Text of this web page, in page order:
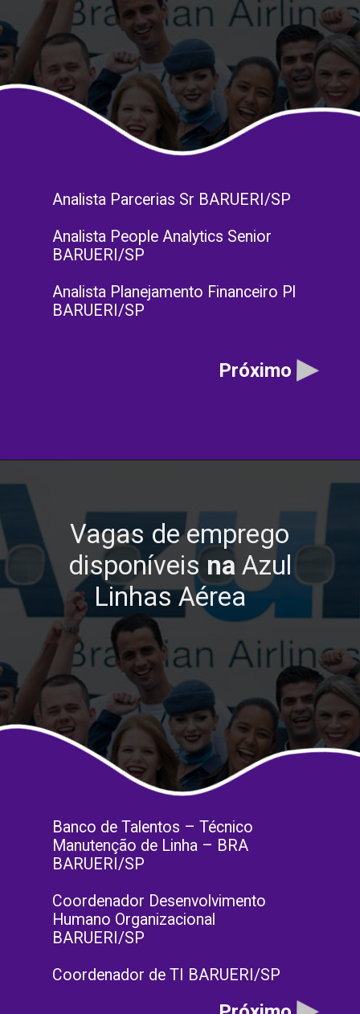
Analista Parcerias Sr BARUERI/SP
Analista People Analytics Senior
BARUERI/SP
Analista Planejamento Financeiro Pl
BARUERI/SP
Próximo
Banco de Talentos – Técnico
Manutenção de Linha – BRA
BARUERI/SP
Coordenador Desenvolvimento
Humano Organizacional
BARUERI/SP
Coordenador de TI BARUERI/SP
Vagas de emprego
disponíveis na Azul
Linhas Aérea